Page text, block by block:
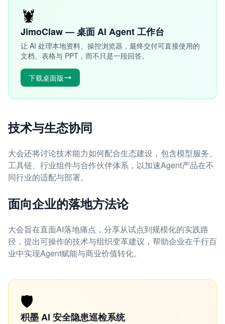
🦞
JimoClaw — 桌面 AI Agent 工作台
让 AI 处理本地资料、操控浏览器，最终交付可直接使用的
文档、表格与 PPT，而不只是一段回答。
下载桌面版
技术与生态协同
大会还将讨论技术能力如何配合生态建设，包含模型服务、
工具链、行业组件与合作伙伴体系，以加速Agent产品在不
同行业的适配与部署。
面向企业的落地方法论
大会旨在直面AI落地痛点，分享从试点到规模化的实践路
径，提出可操作的技术与组织变革建议，帮助企业在千行百
业中实现Agent赋能与商业价值转化。
🛡️
积墨 AI 安全隐患巡检系统